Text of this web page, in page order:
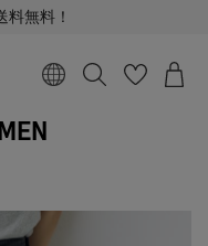
無料！